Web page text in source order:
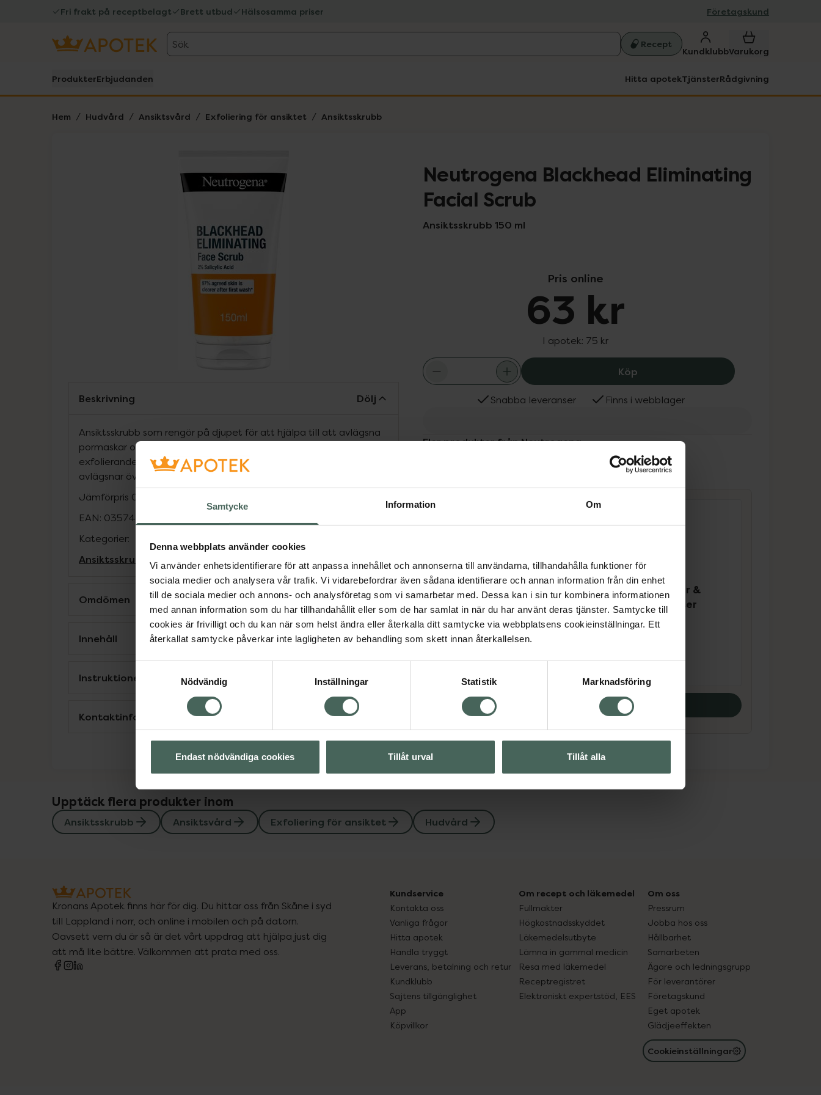
Samtycke Information Om
Denna webbplats använder cookies
Vi använder enhetsidentifierare för att anpassa innehållet och annonserna till användarna, tillhandahålla funktioner för
sociala medier och analysera vår trafik. Vi vidarebefordrar även sådana identifierare och annan information från din enhet
till de sociala medier och annons- och analysföretag som vi samarbetar med. Dessa kan i sin tur kombinera informationen
med annan information som du har tillhandahållit eller som de har samlat in när du har använt deras tjänster. Samtycke till
cookies är frivilligt och du kan när som helst ändra eller återkalla ditt samtycke via webbplatsens cookieinställningar. Ett
återkallat samtycke påverkar inte lagligheten av behandling som skett innan återkallelsen.
Nödvändig
Inställningar Statistik Marknadsföring
Endast nödvändiga cookies Tillåt urval Tillåt alla
Fri frakt på receptbelagt Brett utbud Hälsosamma priser Företagskund
Sök Recept
KundklubbVarukorg
ProdukterErbjudanden Hitta apotekTjänsterRådgivning
Hem Hudvård Ansiktsvård Exfoliering för ansiktet Ansiktsskrubb
Neutrogena Blackhead Eliminating
Facial Scrub
Ansiktsskrubb 150 ml
Pris online
63 kr
I apotek: 75 kr
Köp Neutrogena Blackhead Eliminating
Snabba leveranser Finns i webblager
Fler produkter från Neutrogena
Neutrogena Blackhead
Eliminating Facial Scrub
Ansiktsskrubb 150 ml
Neutrogena Clear &
Defend Moisturiser
Ansiktskräm 50 ml
63 kr
Köp båda för
126 kr Köp båda
Beskrivning Dölj
Ansiktsskrubb som rengör på djupet för att hjälpa till att avlägsna
pormaskar och förebygga uppkomsten av nya. Med naturligt
exfolierande korn från cellulosa. Formulan rengör huden och
avlägsnar överflödig olja och orenheter.
Jämförpris 0,50 kr
EAN: 03574661498478
Kategorier:
Ansiktsskrubb Ansiktsvård Exfoliering för ansiktet Hudvård
Omdömen Visa
Innehåll Visa
Instruktioner Visa
Kontaktinfo tillverkare Visa
Upptäck flera produkter inom
Ansiktsskrubb Ansiktsvård Exfoliering för ansiktet Hudvård
Kronans Apotek finns här för dig. Du hittar oss från Skåne i syd
till Lappland i norr, och online i mobilen och på datorn.
Oavsett vem du är så är det vårt uppdrag att hjälpa just dig
att må lite bättre. Välkommen att prata med oss.
Kundservice
Kontakta oss
Vanliga frågor
Hitta apotek
Handla tryggt
Leverans, betalning och retur
Kundklubb
Sajtens tillgänglighet
App
Köpvillkor
Om recept och läkemedel
Fullmakter
Högkostnadsskyddet
Läkemedelsutbyte
Lämna in gammal medicin
Resa med läkemedel
Receptregistret
Elektroniskt expertstöd, EES
Om oss
Pressrum
Jobba hos oss
Hållbarhet
Samarbeten
Ägare och ledningsgrupp
För leverantörer
Företagskund
Eget apotek
Glädjeeffekten
Cookieinställningar